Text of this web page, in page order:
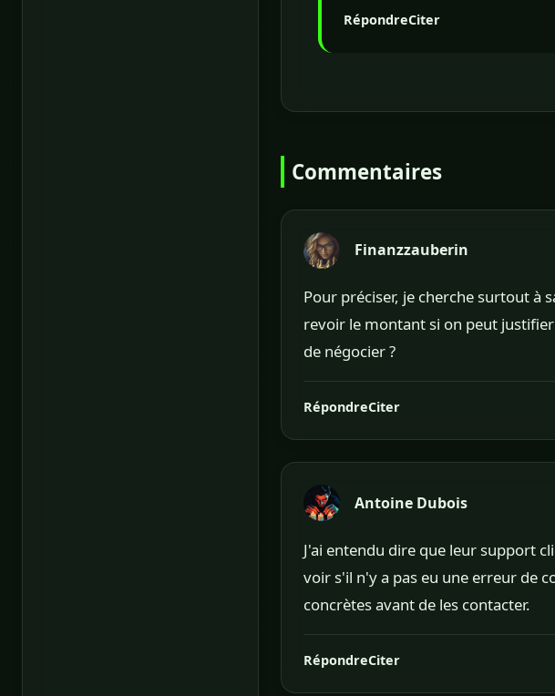
RépondreCiter
Commentaires
Finanzzauberin
Pour préciser, je cherche surtout à
revoir le montant si on peut
de négocier ?
RépondreCiter
Antoine Dubois
J'ai entendu dire que leur support
voir s'il n'y a pas eu une erreur de
concrètes avant de les contacter.
RépondreCiter